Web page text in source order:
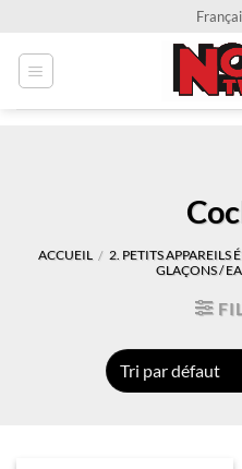
contenu
ACCUEIL / 2. PETITS APPAREILS
GLAÇONS /